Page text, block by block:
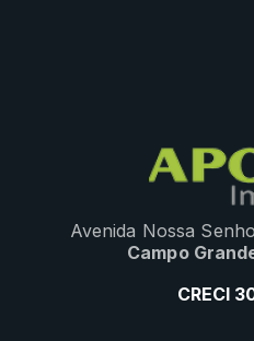
Avenida Nossa
Campo
CRECI